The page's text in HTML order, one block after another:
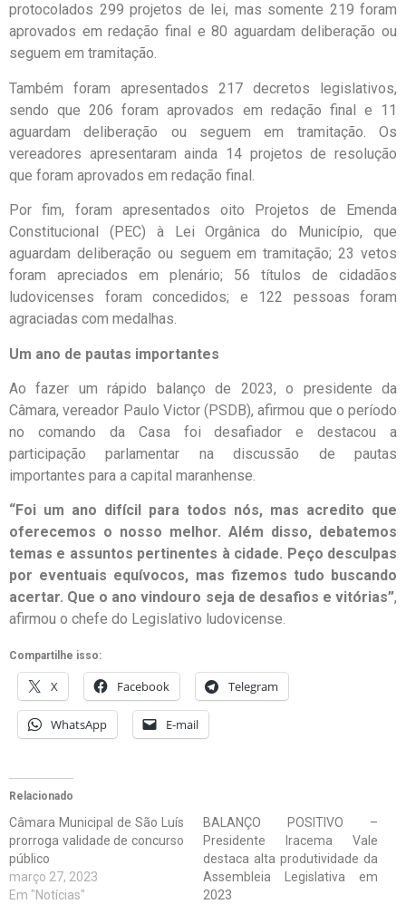
protocolados 299 projetos de lei, mas somente 219 foram
aprovados em redação final e 80 aguardam deliberação ou
seguem em tramitação.
Também foram apresentados 217 decretos legislativos,
sendo que 206 foram aprovados em redação final e 11
aguardam deliberação ou seguem em tramitação. Os
vereadores apresentaram ainda 14 projetos de resolução
que foram aprovados em redação final.
Por fim, foram apresentados oito Projetos de Emenda
Constitucional (PEC) à Lei Orgânica do Município, que
aguardam deliberação ou seguem em tramitação; 23 vetos
foram apreciados em plenário; 56 títulos de cidadãos
ludovicenses foram concedidos; e 122 pessoas foram
agraciadas com medalhas.
Um ano de pautas importantes
Ao fazer um rápido balanço de 2023, o presidente da
Câmara, vereador Paulo Victor (PSDB), afirmou que o período
no comando da Casa foi desafiador e destacou a
participação parlamentar na discussão de pautas
importantes para a capital maranhense.
“Foi um ano difícil para todos nós, mas acredito que
oferecemos o nosso melhor. Além disso, debatemos
temas e assuntos pertinentes à cidade. Peço desculpas
por eventuais equívocos, mas fizemos tudo buscando
acertar. Que o ano vindouro seja de desafios e vitórias”,
afirmou o chefe do Legislativo ludovicense.
Compartilhe isso:
X Facebook Telegram
WhatsApp E-mail
Relacionado
Câmara Municipal de São Luís
prorroga validade de concurso
público
março 27, 2023
Em "Notícias"
BALANÇO POSITIVO –
Presidente Iracema Vale
destaca alta produtividade da
Assembleia Legislativa em
2023